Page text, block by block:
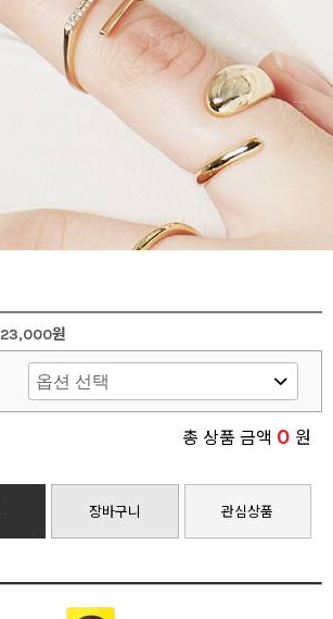
23,000원
총 상품 금액 0 원
장바구니 관심상품